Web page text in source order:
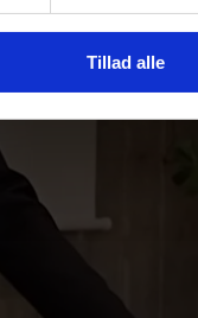
Tillad alle